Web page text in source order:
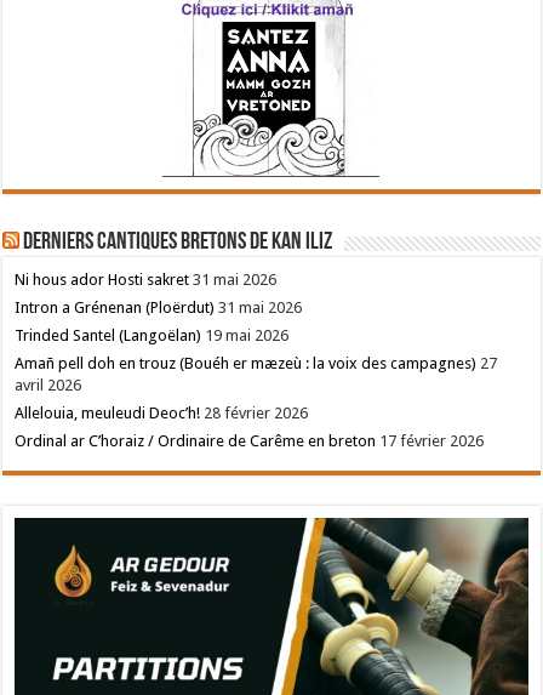
Derniers cantiques bretons de Kan Iliz
Ni hous ador Hosti sakret 31 mai 2026
Intron a Grénenan (Ploërdut) 31 mai 2026
Trinded Santel (Langoëlan) 19 mai 2026
Amañ pell doh en trouz (Bouéh er mæzeù : la voix des campagnes) 27
avril 2026
Allelouia, meuleudi Deoc’h! 28 février 2026
Ordinal ar C’horaiz / Ordinaire de Carême en breton 17 février 2026